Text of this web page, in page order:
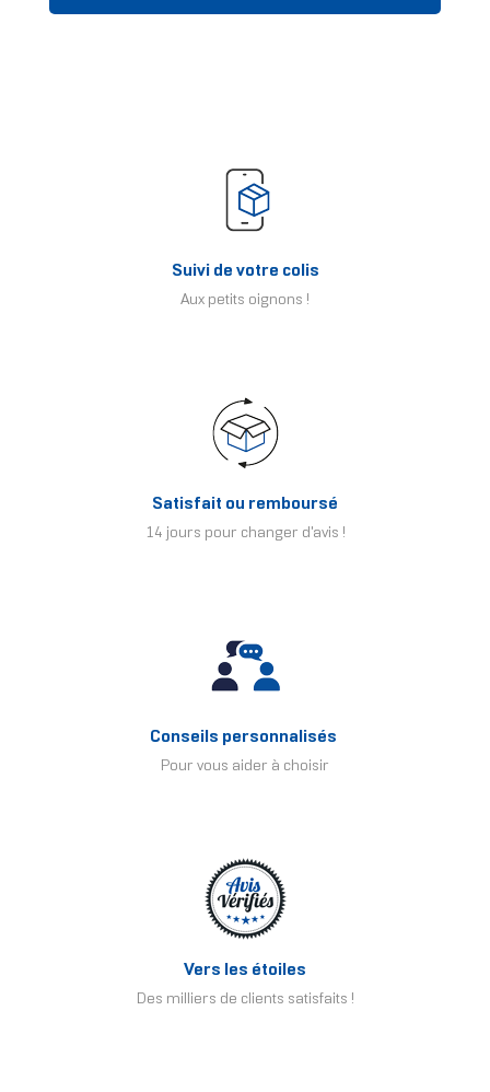
Suivi de votre colis
Aux petits oignons !
Satisfait ou remboursé
14 jours pour changer d'avis !
Conseils personnalisés
Pour vous aider à choisir
Vers les étoiles
Des milliers de clients satisfaits !